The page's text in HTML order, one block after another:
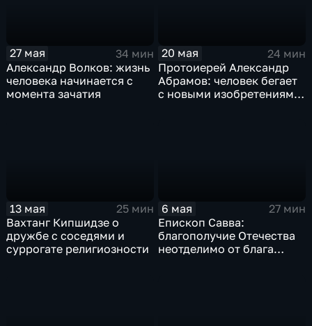
27 мая
34 мин
Александр Волков: жизнь
человека начинается с
момента зачатия
20 мая
24 мин
Протоиерей Александр
Абрамов: человек бегает
с новыми изобретениями,
13 мая
25 мин
Вахтанг Кипшидзе о
дружбе с соседями и
суррогате религиозности
6 мая
27 мин
Епископ Савва:
благополучие Отечества
неотделимо от блага